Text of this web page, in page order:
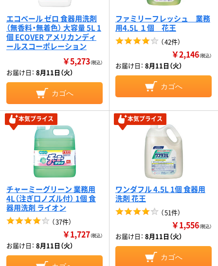
エコベール ゼロ 食器用洗剤
（無香料・無着色） 大容量 5L 1
個 ECOVER アメリカンディ
ールスコーポレーション
￥5,273（税込）
お届け日： 8月11日（火）
カゴへ
ファミリーフレッシュ 業務
用4.5L １個 花王
（42件）
￥2,146（税込）
お届け日： 8月11日（火）
カゴへ
本気プライス
チャーミーグリーン 業務用
4L（注ぎ口ノズル付） 1個 食
器用洗剤 ライオン
（37件）
￥1,727（税込）
お届け日： 8月11日（火）
本気プライス
ワンダフル 4.5L 1個 食器用
洗剤 花王
（51件）
￥1,556（税込）
お届け日： 8月11日（火）
カゴへ